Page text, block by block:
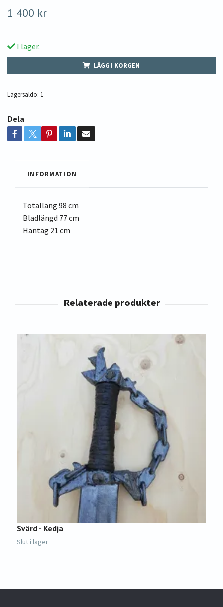
1 400 kr
I lager.
LÄGG I KORGEN
Lagersaldo: 1
Dela
INFORMATION
Totalläng 98 cm
Bladlängd 77 cm
Hantag 21 cm
Svärd - Kedja
Slut i lager